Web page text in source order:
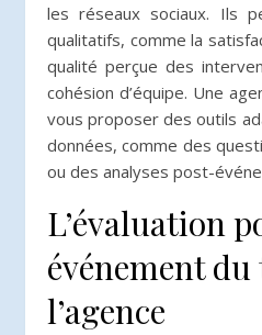
les réseaux sociaux. Ils
qualitatifs, comme la
qualité perçue des
cohésion d’équipe. Une
vous proposer des outils
données, comme des
ou des analyses post-
L’évaluation
événement
l’agence